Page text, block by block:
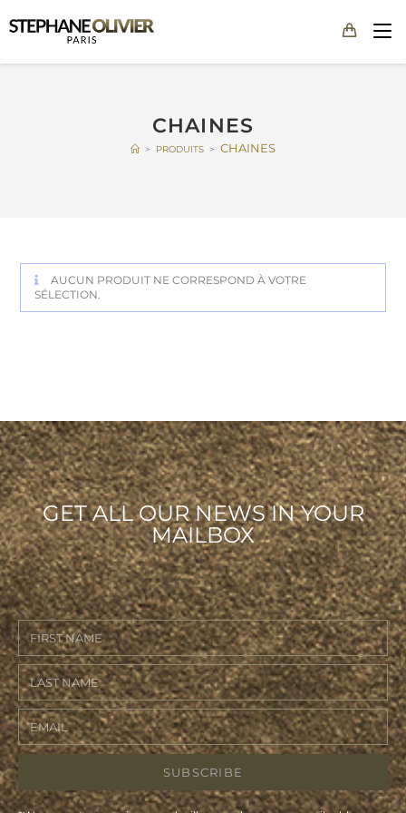
CHAINES
> PRODUITS > CHAINES
AUCUN PRODUIT NE CORRESPOND À VOTRE
SÉLECTION.
GET ALL OUR NEWS IN YOUR
MAILBOX
SUBSCRIBE